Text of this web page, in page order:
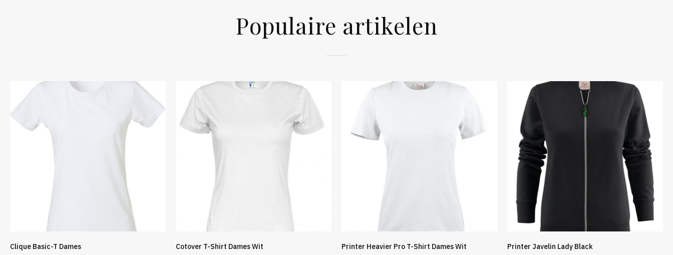
Populaire artikelen
Clique Basic-T Dames Cotover T-Shirt Dames Wit Printer Heavier Pro T-Shirt Dames Wit Printer Javelin Lady Black